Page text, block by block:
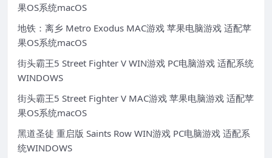
果OS系统macOS
地铁：离乡 Metro Exodus MAC游戏 苹果电脑游戏 适配苹
果OS系统macOS
街头霸王5 Street Fighter V WIN游戏 PC电脑游戏 适配系统
WINDOWS
街头霸王5 Street Fighter V MAC游戏 苹果电脑游戏 适配苹
果OS系统macOS
黑道圣徒 重启版 Saints Row WIN游戏 PC电脑游戏 适配系
统WINDOWS